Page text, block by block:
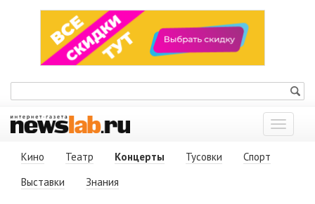
Показать
меню
Кино
Театр Концерты Тусовки
Спорт
Выставки
Знания